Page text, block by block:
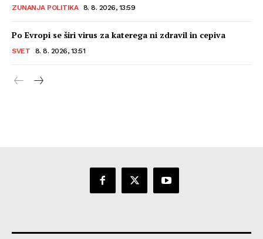
ZUNANJA POLITIKA 8. 8. 2026, 13:59
Po Evropi se širi virus za katerega ni zdravil in cepiva
SVET 8. 8. 2026, 13:51